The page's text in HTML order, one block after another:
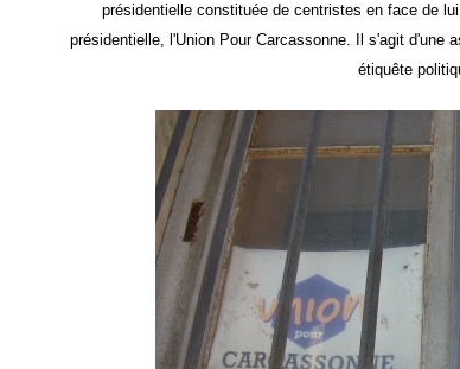
présidentielle constituée de centristes en face de
présidentielle, l'Union Pour Carcassonne. Il s'agit d'une
étiquête